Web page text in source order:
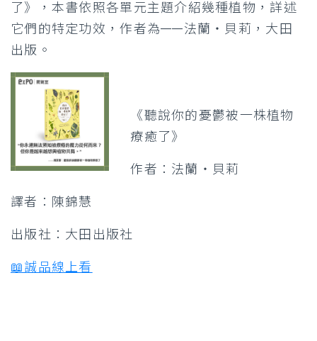
了》，本書依照各單元主題介紹幾種植物，詳述
它們的特定功效，作者為——法蘭・貝莉，大田
出版。
《聽說你的憂鬱被一株植物
療癒了》
作者：法蘭・貝莉
譯者：陳錦慧
出版社：大田出版社
📖誠品線上看